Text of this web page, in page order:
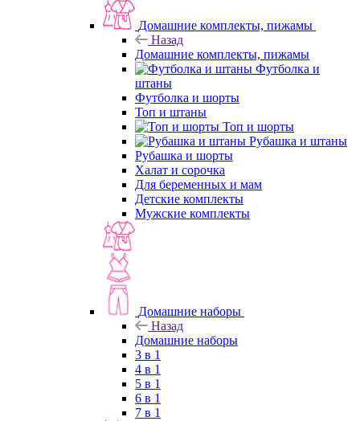
Домашние комплекты, пижамы
Назад
Домашние комплекты, пижамы
Футболка и
штаны
Футболка и шорты
Топ и штаны
Топ и шорты
Рубашка и штаны
Рубашка и шорты
Халат и сорочка
Для беременных и мам
Детские комплекты
Мужские комплекты
Домашние наборы
Назад
Домашние наборы
3 в 1
4 в 1
5 в 1
6 в 1
7 в 1